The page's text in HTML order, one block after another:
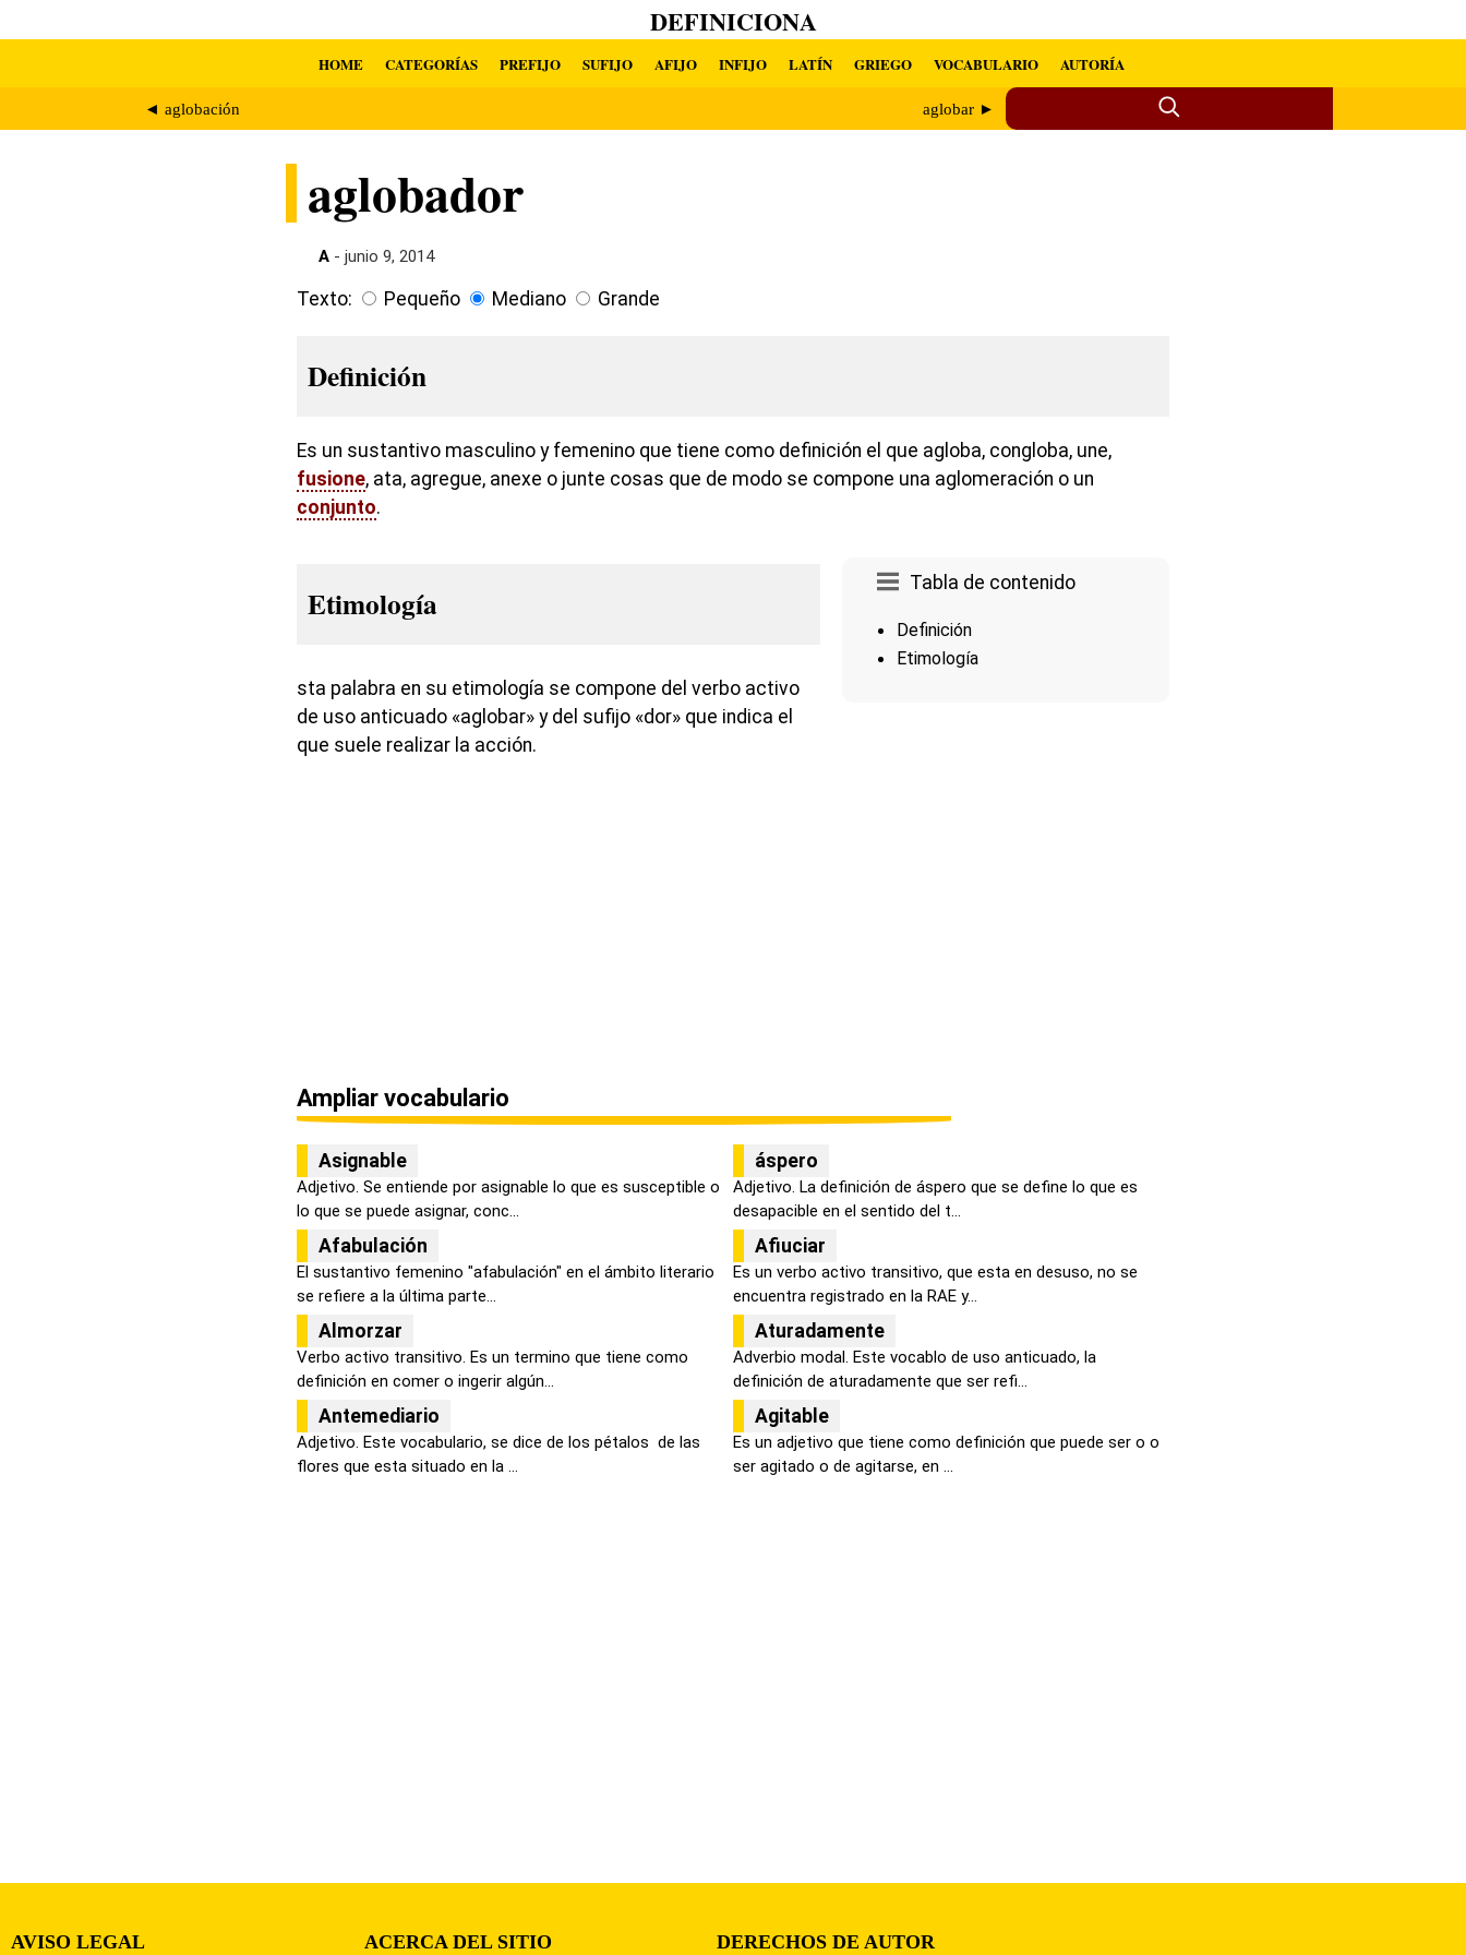
DEFINICIONA
HOME CATEGORÍAS PREFIJO SUFIJO AFIJO INFIJO LATÍN GRIEGO VOCABULARIO AUTORÍA
◄ aglobación aglobar ►
aglobador
A - junio 9, 2014
Texto: Pequeño Mediano Grande
Definición
Es un sustantivo masculino y femenino que tiene como definición el que agloba, congloba, une,
fusione, ata, agregue, anexe o junte cosas que de modo se compone una aglomeración o un
conjunto.
Tabla de contenido
Definición
Etimología
Etimología
sta palabra en su etimología se compone del verbo activo
de uso anticuado «aglobar» y del sufijo «dor» que indica el
que suele realizar la acción.
Ampliar vocabulario
Asignable
Adjetivo. Se entiende por asignable lo que es susceptible o
lo que se puede asignar, conc...
áspero
Adjetivo. La definición de áspero que se define lo que es
desapacible en el sentido del t...
Afabulación
El sustantivo femenino "afabulación" en el ámbito literario
se refiere a la última parte...
Afiuciar
Es un verbo activo transitivo, que esta en desuso, no se
encuentra registrado en la RAE y...
Almorzar
Verbo activo transitivo. Es un termino que tiene como
definición en comer o ingerir algún...
Aturadamente
Adverbio modal. Este vocablo de uso anticuado, la
definición de aturadamente que ser refi...
Antemediario
Adjetivo. Este vocabulario, se dice de los pétalos de las
flores que esta situado en la ...
Agitable
Es un adjetivo que tiene como definición que puede ser o o
ser agitado o de agitarse, en ...
AVISO LEGAL ACERCA DEL SITIO DERECHOS DE AUTOR